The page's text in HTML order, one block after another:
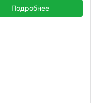
Подробнее